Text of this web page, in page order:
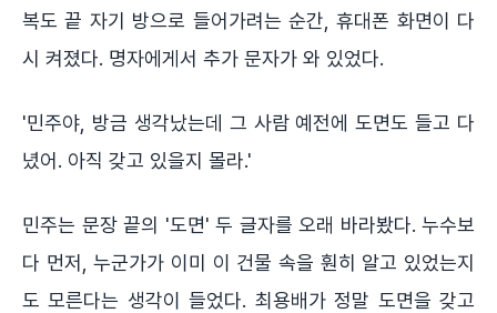
복도 끝 자기 방으로 들어가려는 순간, 휴대폰 화면이 다
시 켜졌다. 명자에게서 추가 문자가 와 있었다.
'민주야, 방금 생각났는데 그 사람 예전에 도면도 들고 다
녔어. 아직 갖고 있을지 몰라.'
민주는 문장 끝의 '도면' 두 글자를 오래 바라봤다. 누수보
다 먼저, 누군가가 이미 이 건물 속을 훤히 알고 있었는지
도 모른다는 생각이 들었다. 최용배가 정말 도면을 갖고